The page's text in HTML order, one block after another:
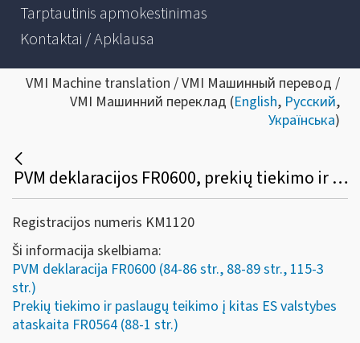
Tarptautinis apmokestinimas
Kontaktai / Apklausa
VMI Machine translation / VMI Машинный перевод /
VMI Машинний переклад (English, Русский,
Українська)
PVM deklaracijos FR0600, prekių tiekimo ir paslaugų teikimo į kitas ES valstybes nares ataskaitos FR0564 pildymo pavyzdžiai
Registracijos numeris KM1120
Ši informacija skelbiama:
PVM deklaracija FR0600 (84-86 str., 88-89 str., 115-3
str.)
Prekių tiekimo ir paslaugų teikimo į kitas ES valstybes
ataskaita FR0564 (88-1 str.)